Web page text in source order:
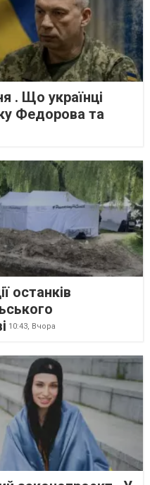
. Що українці
Федорова та
останків
10:43, Вчора